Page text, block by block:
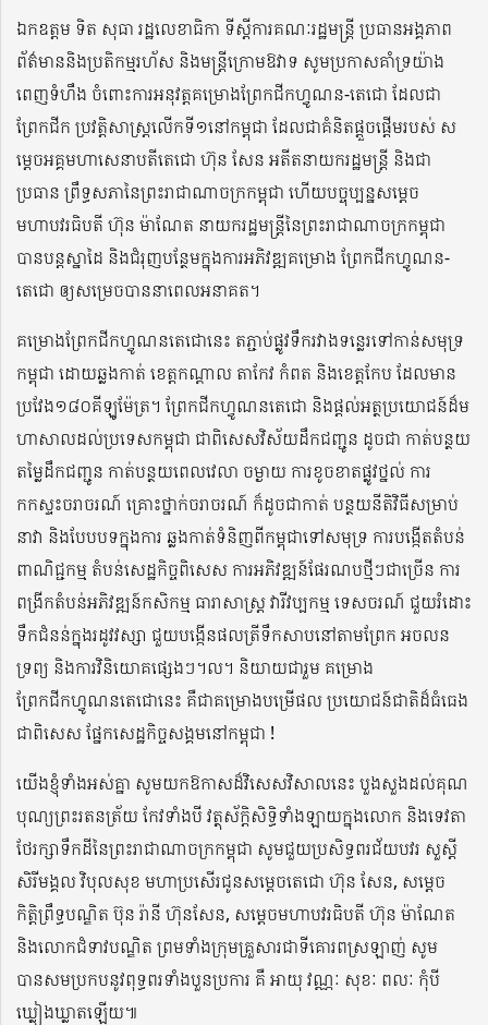
ឯកឧត្តម ទិត សុធា រដ្ឋលេខាធិកា ទីស្តីការគណៈរដ្ឋមន្រ្តី ប្រធានអង្គភាព
ព័ត៌មាននិងប្រតិកម្មរហ័ស និងមន្ត្រីក្រោមឱវាទ សូមប្រកាសគាំទ្រយ៉ាង
ពេញទំហឹង ចំពោះការអនុវត្តគម្រោងព្រែកជីកហ្វូណន-តេជោ ដែលជា
ព្រែកជីក ប្រវត្តិសាស្ត្រលើកទី១នៅកម្ពុជា ដែលជាគំនិតផ្តួចផ្តើមរបស់ ស
ម្តេចអគ្គមហាសេនាបតីតេជោ ហ៊ុន សែន អតីតនាយករដ្ឋមន្ត្រី និងជា
ប្រធាន ព្រឹទ្ធសភានៃព្រះរាជាណាចក្រកម្ពុជា ហើយបច្ចុប្បន្នសម្តេច
មហាបវរធិបតី ហ៊ុន ម៉ាណែត នាយករដ្ឋមន្ត្រីនៃព្រះរាជាណាចក្រកម្ពុជា
បានបន្តស្នាដៃ និងជំរុញបន្ថែមក្នុងការអភិវឌ្ឍគម្រោង ព្រែកជីកហ្វូណន-
តេជោ ឲ្យសម្រេចបាននាពេលអនាគត។
គម្រោងព្រែកជីកហ្វូណនតេជោនេះ តភ្ជាប់ផ្លូវទឹករវាងទន្លេរទៅកាន់សមុទ្រ
កម្ពុជា ដោយឆ្លងកាត់ ខេត្តកណ្តាល តាកែវ កំពត និងខេត្តកែប ដែលមាន
ប្រវែង១៨០គីឡូម៉ែត្រ។ ព្រែកជីកហ្វូណនតេជោ និងផ្តល់អត្ថប្រយោជន៍ដ៏ម
ហាសាលដល់ប្រទេសកម្ពុជា ជាពិសេសវិស័យដឹកជញ្ជូន ដូចជា កាត់បន្ថយ
តម្លៃដឹកជញ្ជូន កាត់បន្ថយពេលវេលា ចម្ងាយ ការខូចខាតផ្លូវថ្នល់ ការ
កកស្ទះចរាចរណ៍ គ្រោះថ្នាក់ចរាចរណ៍ ក៏ដូចជាកាត់ បន្ថយនីតិវិធីសម្រាប់
នាវា និងបែបបទក្នុងការ ឆ្លងកាត់ទំនិញពីកម្ពុជាទៅសមុទ្រ ការបង្កើតតំបន់
ពាណិជ្ជកម្ម តំបន់សេដ្ឋកិច្ចពិសេស ការអភិវឌ្ឍន៍ផែរណបថ្មីៗជាច្រើន ការ
ពង្រីកតំបន់អភិវឌ្ឍន៍កសិកម្ម ធារាសាស្ត្រ វារីវប្បកម្ម ទេសចរណ៍ ជួយរំដោះ
ទឹកជំនន់ក្នុងរដូវវស្សា ជួយបង្កើនផលត្រីទឹកសាបនៅតាមព្រែក អចលន
ទ្រព្យ និងការវិនិយោគផ្សេងៗ។ល។ និយាយជារួម គម្រោង
ព្រែកជីកហ្វូណនតេជោនេះ គឺជាគម្រោងបម្រើផល ប្រយោជន៍ជាតិដ៏ធំធេង
ជាពិសេស ផ្នែកសេដ្ឋកិច្ចសង្គមនៅកម្ពុជា !
យើងខ្ញុំទាំងអស់គ្នា សូមយកឱកាសដ៏វិសេសវិសាលនេះ បួងសួងដល់គុណ
បុណ្យព្រះរតនត្រ័យ កែវទាំងបី វត្ថុស័ក្តិសិទ្ធិទាំងឡាយក្នុងលោក និងទេវតា
ថែរក្សាទឹកដីនៃព្រះរាជាណាចក្រកម្ពុជា សូមជួយប្រសិទ្ធពរជ័យបវរ សួស្តី
សិរីមង្គល វិបុលសុខ មហាប្រសើរជូនសម្តេចតេជោ ហ៊ុន សែន, សម្តេច
កិត្តិព្រឹទ្ធបណ្ឌិត ប៊ុន រ៉ានី ហ៊ុនសែន, សម្តេចមហាបវរធិបតី ហ៊ុន ម៉ាណែត
និងលោកជំទាវបណ្ឌិត ព្រមទាំងក្រុមគ្រួសារជាទីគោរពស្រឡាញ់ សូម
បានសមប្រកបនូវពុទ្ធពរទាំងបួនប្រការ គឺ អាយុ វណ្ណៈ សុខៈ ពលៈ កុំបី
ឃ្លៀងឃ្លាតឡើយ៕